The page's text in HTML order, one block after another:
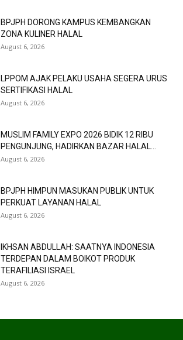
BPJPH DORONG KAMPUS KEMBANGKAN
ZONA KULINER HALAL
August 6, 2026
LPPOM AJAK PELAKU USAHA SEGERA URUS
SERTIFIKASI HALAL
August 6, 2026
MUSLIM FAMILY EXPO 2026 BIDIK 12 RIBU
PENGUNJUNG, HADIRKAN BAZAR HALAL...
August 6, 2026
BPJPH HIMPUN MASUKAN PUBLIK UNTUK
PERKUAT LAYANAN HALAL
August 6, 2026
IKHSAN ABDULLAH: SAATNYA INDONESIA
TERDEPAN DALAM BOIKOT PRODUK
TERAFILIASI ISRAEL
August 6, 2026